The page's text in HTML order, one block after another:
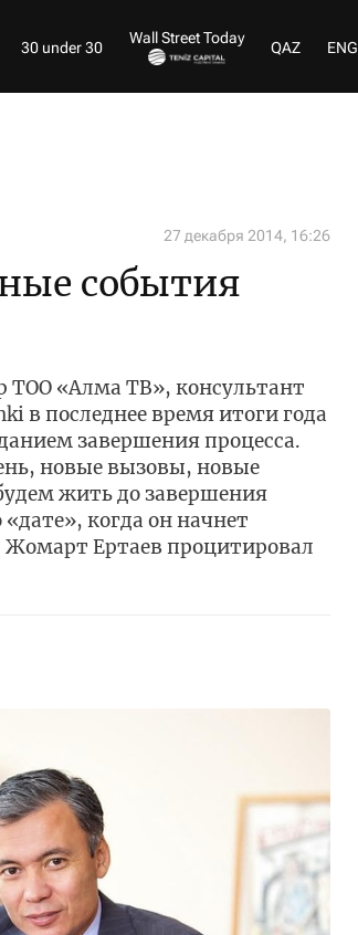
30 under 30
Wall Street Today
QAZ ENG
27 декабря 2014, 16:26
события
ТОО «Алма ТВ», консультант
в последнее время итоги года
завершения процесса.
новые вызовы, новые
жить до завершения
«дате», когда он начнет
Жомарт Ертаев процитировал